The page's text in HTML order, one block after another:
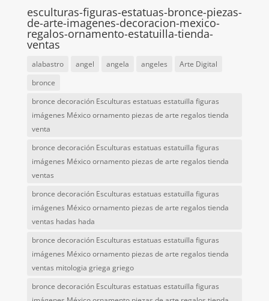
esculturas-figuras-estatuas-bronce-piezas-
de-arte-imagenes-decoracion-mexico-
regalos-ornamento-estatuilla-tienda-
ventas
alabastro angel angela angeles
Arte Digital
bronce
bronce decoración Esculturas estatuas estatuilla figuras
imágenes México ornamento piezas de arte regalos tienda
venta
bronce decoración Esculturas estatuas estatuilla figuras
imágenes México ornamento piezas de arte regalos tienda
ventas
bronce decoración Esculturas estatuas estatuilla figuras
imágenes México ornamento piezas de arte regalos tienda
ventas hadas hada
bronce decoración Esculturas estatuas estatuilla figuras
imágenes México ornamento piezas de arte regalos tienda
ventas mitologia griega griego
bronce decoración Esculturas estatuas estatuilla figuras